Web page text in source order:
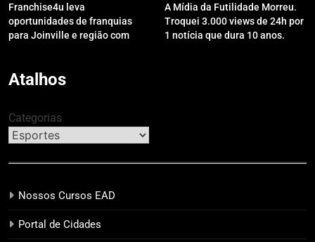
Franchise4u leva
oportunidades de franquias
para Joinville e região com
A Mídia da Futilidade Morreu.
Troquei 3.000 views de 24h por
1 notícia que dura 10 anos.
Atalhos
Categorias
Nossos Cursos EAD
Portal de Cidades